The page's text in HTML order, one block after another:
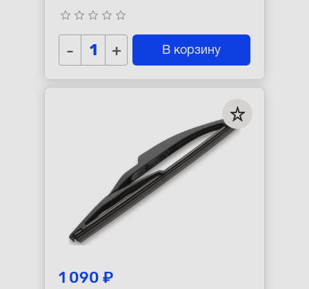
star_border star_border star_border star_border star_border
- + В корзину
1 090 ₽